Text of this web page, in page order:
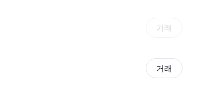
거래
거래